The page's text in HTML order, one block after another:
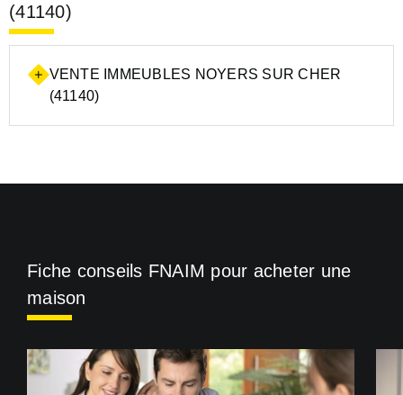
(41140)
VENTE IMMEUBLES NOYERS SUR CHER
(41140)
Fiche conseils FNAIM pour acheter une
maison